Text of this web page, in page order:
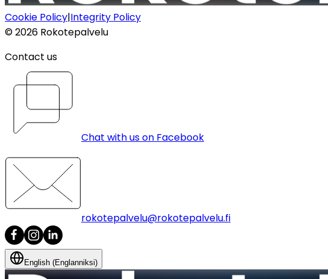
Cookie Policy|Integrity Policy
©2026 Rokotepalvelu
Contact us
Chat with us on Facebook
rokotepalvelu@rokotepalvelu.fi
English (Englanniksi)